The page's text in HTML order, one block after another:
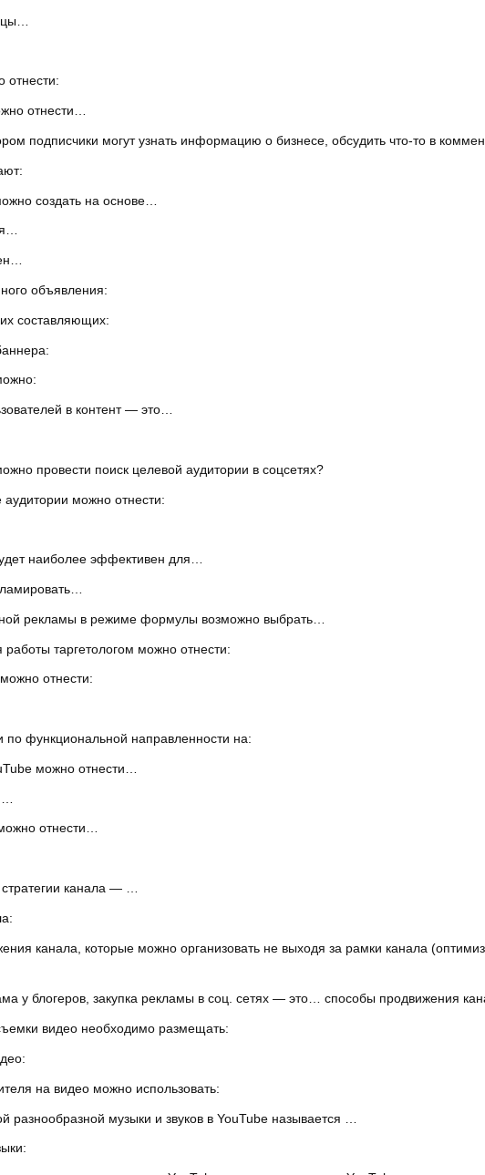
отнести:
отнести…
подписчики могут узнать информацию о бизнесе, обсудить что-то в
создать на основе…
объявления:
составляющих:
в контент — это…
провести поиск целевой аудитории в соцсетях?
аудитории можно отнести:
наиболее эффективен для…
рекламы в режиме формулы возможно выбрать…
таргетологом можно отнести:
отнести:
по функциональной направленности на:
можно отнести…
отнести…
канала — …
канала, которые можно организовать не выходя за рамки канала
у блогеров, закупка рекламы в соц. сетях — это… способы продвижения
видео необходимо размещать:
на видео можно использовать:
разнообразной музыки и звуков в YouTube называется …